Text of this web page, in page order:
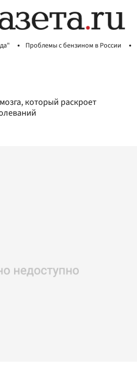
Проблемы с бензином в России
который раскроет